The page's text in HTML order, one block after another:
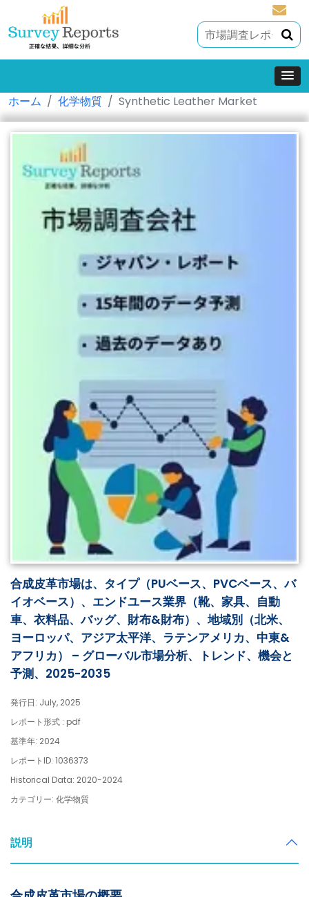
ホーム 化学物質 Synthetic Leather Market
合成皮革市場は、タイプ（PUベース、PVCベース、バ
イオベース）、エンドユース業界（靴、家具、自動
車、衣料品、バッグ、財布&財布）、地域別（北米、
ヨーロッパ、アジア太平洋、ラテンアメリカ、中東&
アフリカ） – グローバル市場分析、トレンド、機会と
予測、2025-2035
発行日: July, 2025
レポート形式 : pdf
基準年: 2024
レポートID: 1036373
Historical Data: 2020-2024
カテゴリー: 化学物質
説明